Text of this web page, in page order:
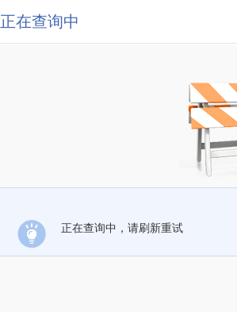
正在查询中
正在查询中，请刷新重试